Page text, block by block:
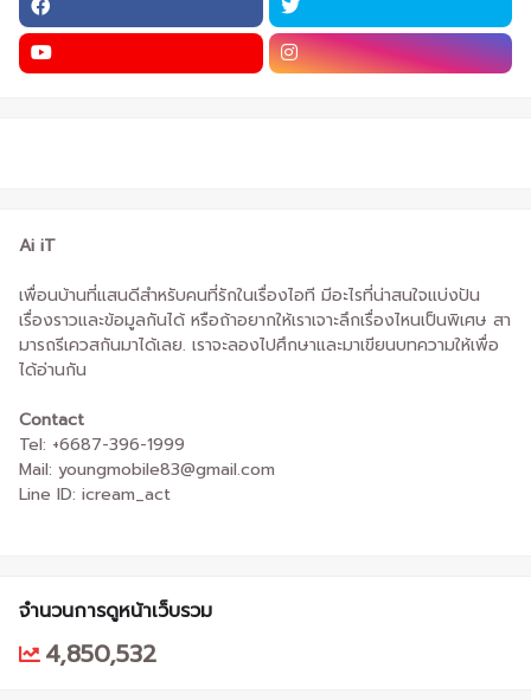
Ai iT
เพื่อนบ้านที่แสนดีสำหรับคนที่รักในเรื่องไอที มีอะไรที่น่าสนใจแบ่งปัน
เรื่องราวและข้อมูลกันได้ หรือถ้าอยากให้เราเจาะลึกเรื่องไหนเป็นพิเศษ สา
มารถรีเควสกันมาได้เลย. เราจะลองไปศึกษาและมาเขียนบทความให้เพื่อ
ได้อ่านกัน
Contact
Tel: +6687-396-1999
Mail: youngmobile83@gmail.com
Line ID: icream_act
จำนวนการดูหน้าเว็บรวม
4,850,532